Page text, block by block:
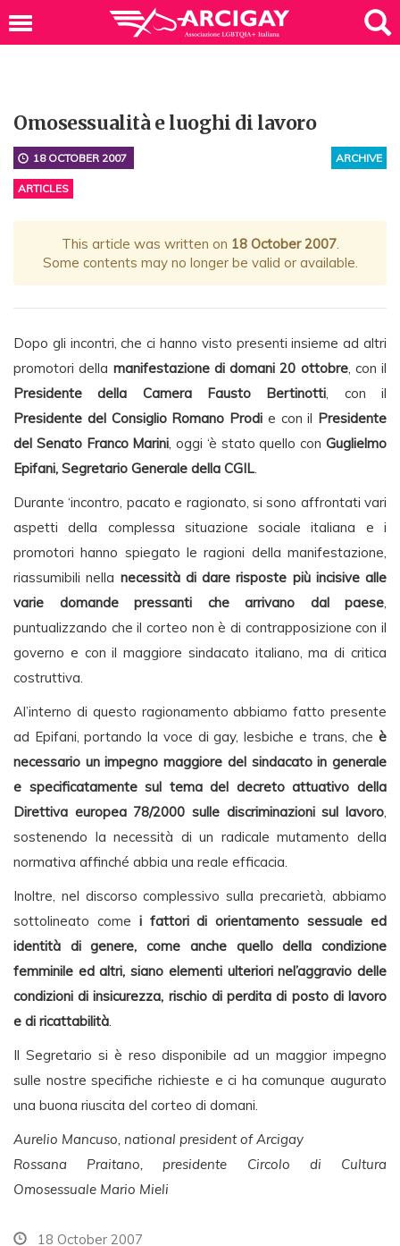
Omosessualità e luoghi di lavoro
ARCHIVE
18 OCTOBER 2007
ARTICLES
This article was written on 18 October 2007.
Some contents may no longer be valid or available.
Dopo gli incontri, che ci hanno visto presenti insieme ad altri
promotori della manifestazione di domani 20 ottobre, con il
Presidente della Camera Fausto Bertinotti, con il
Presidente del Consiglio Romano Prodi e con il Presidente
del Senato Franco Marini, oggi ‘è stato quello conGuglielmo
Epifani, Segretario Generale della CGIL.
Durante ‘incontro, pacato e ragionato, si sono affrontati vari
aspetti della complessa situazione sociale italiana e i
promotori hanno spiegato le ragioni della manifestazione,
riassumibili nella necessità di dare risposte più incisive alle
varie domande pressanti che arrivano dal paese,
puntualizzando che il corteo non è di contrapposizione con il
governo e con il maggiore sindacato italiano, ma di critica
costruttiva.
Al’interno di questo ragionamento abbiamo fatto presente
ad Epifani, portando la voce di gay, lesbiche e trans, che è
necessario un impegno maggiore del sindacato in generale
e specificatamente sul tema del decreto attuativo della
Direttiva europea 78/2000 sulle discriminazioni sul lavoro,
sostenendo la necessità di un radicale mutamento della
normativa affinché abbia una reale efficacia.
Inoltre, nel discorso complessivo sulla precarietà, abbiamo
sottolineato come i fattori di orientamento sessuale ed
identità di genere, come anche quello della condizione
femminile ed altri, siano elementi ulteriori nel’aggravio delle
condizioni di insicurezza, rischio di perdita di posto di lavoro
e di ricattabilità.
Il Segretario si è reso disponibile ad un maggior impegno
sulle nostre specifiche richieste e ci ha comunque augurato
una buona riuscita del corteo di domani.
Aurelio Mancuso, national president of Arcigay
Rossana Praitano, presidente Circolo di Cultura
Omosessuale Mario Mieli
18 October 2007